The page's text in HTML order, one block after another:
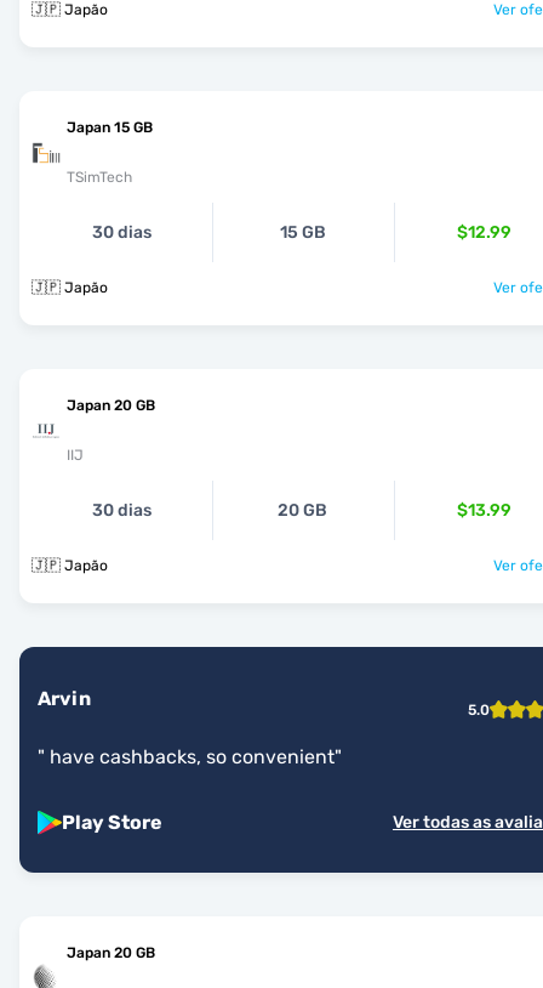
🇯🇵 Japão Ver
Japan 15 GB
TSimTech
30 dias 15 GB $12.99
🇯🇵 Japão Ver
Japan 20 GB
IIJ
30 dias 20 GB $13.99
🇯🇵 Japão Ver
Arvin 5.0
" have cashbacks, so convenient"
Play Store Ver todas as
Japan 20 GB